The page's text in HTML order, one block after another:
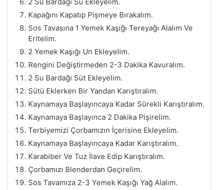
Kapağını Kapatıp Pişmeye Bırakalım.
Sos Tavasına 1 Yemek Kaşığı Tereyağı Alalım Ve
Eritelim.
2 Yemek Kaşığı Un Ekleyelim.
Rengini Değiştirmeden 2-3 Dakika Kavuralım.
2 Su Bardağı Süt Ekleyelim.
Sütü Eklerken Bir Yandan Karıştıralım.
Kaynamaya Başlayıncaya Kadar Sürekli Karıştıralım.
Kaynamaya Başlayınca 2 Dakika Pişirelim.
Terbiyemizi Çorbamızın İçerisine Ekleyelim.
Kaynamaya Başlayıncaya Kadar Karıştıralım.
Karabiber Ve Tuz İlave Edip Karıştıralım.
Çorbamızı Blenderdan Geçirelim.
Sos Tavamıza 2-3 Yemek Kaşığı Yağ Alalım.